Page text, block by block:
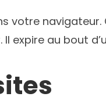
votre
expire au bout